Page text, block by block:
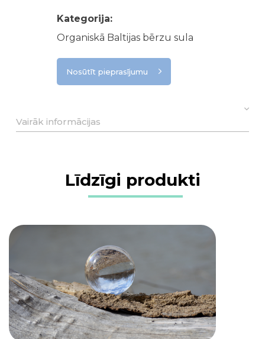
Kategorija:
Organiskā Baltijas bērzu sula
Nosūtīt pieprasījumu
Vairāk informācijas
Līdzīgi produkti